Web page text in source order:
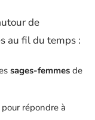
de
au fil du temps :
sages-femmes de
pour répondre à